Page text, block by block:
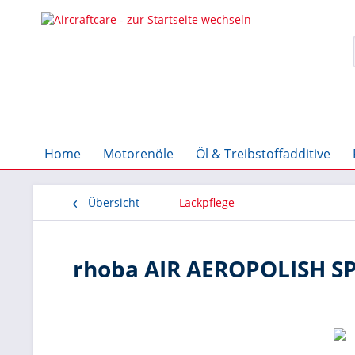
Home Motorenöle Öl & Treibstoffadditive
Übersicht Lackpflege
rhoba AIR AEROPOLISH